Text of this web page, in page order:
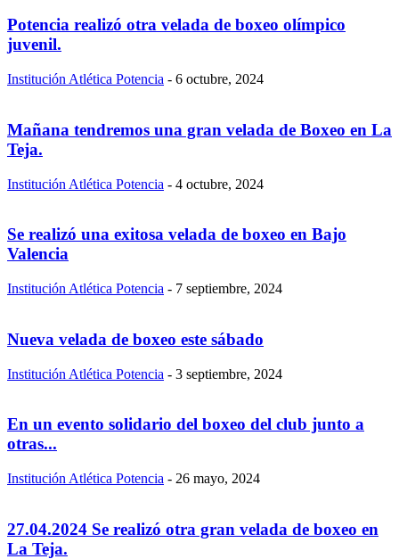
Potencia realizó otra velada de boxeo olímpico
juvenil.
Institución Atlética Potencia - 6 octubre, 2024
Mañana tendremos una gran velada de Boxeo en La
Teja.
Institución Atlética Potencia - 4 octubre, 2024
Se realizó una exitosa velada de boxeo en Bajo
Valencia
Institución Atlética Potencia - 7 septiembre, 2024
Nueva velada de boxeo este sábado
Institución Atlética Potencia - 3 septiembre, 2024
En un evento solidario del boxeo del club junto a
otras...
Institución Atlética Potencia - 26 mayo, 2024
27.04.2024 Se realizó otra gran velada de boxeo en
La Teja.